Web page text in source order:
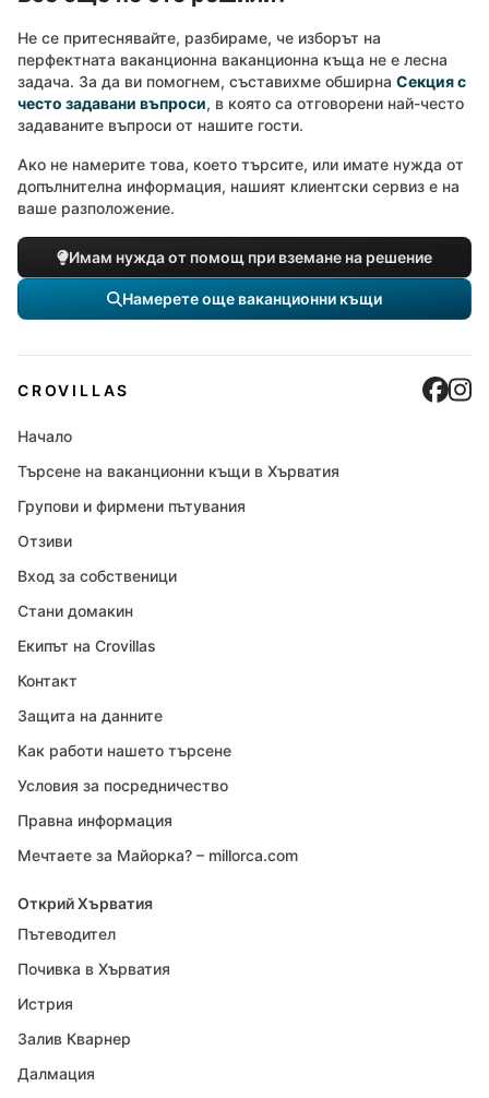
Не се притеснявайте, разбираме, че изборът на
перфектната ваканционна ваканционна къща не е лесна
задача. За да ви помогнем, съставихме обширна Секция с
често задавани въпроси, в която са отговорени най-често
задаваните въпроси от нашите гости.
Ако не намерите това, което търсите, или имате нужда от
допълнителна информация, нашият клиентски сервиз е на
ваше разположение.
Имам нужда от помощ при вземане на решение
Намерете още ваканционни къщи
CROVILLAS
Начало
Търсене на ваканционни къщи в Хърватия
Групови и фирмени пътувания
Отзиви
Вход за собственици
Стани домакин
Екипът на Crovillas
Контакт
Защита на данните
Как работи нашето търсене
Условия за посредничество
Правна информация
Мечтаете за Майорка? – millorca.com
Открий Хърватия
Пътеводител
Почивка в Хърватия
Истрия
Залив Кварнер
Далмация